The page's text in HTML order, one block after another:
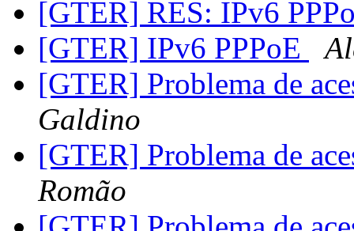
[GTER] RES: IPv6
[GTER] IPv6 PPPoE
[GTER] Problema de
Galdino
[GTER] Problema de
Romão